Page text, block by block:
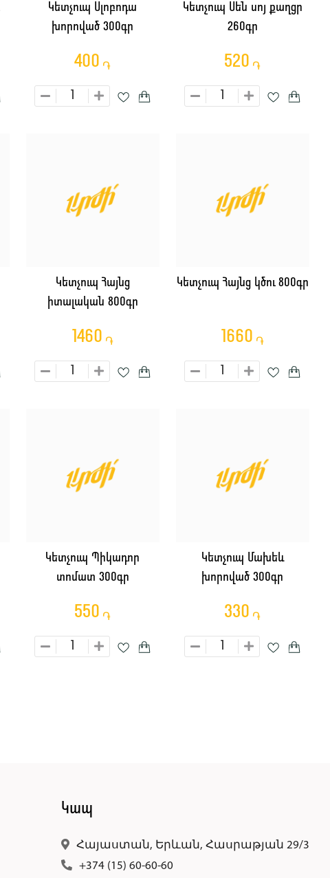
Կետչուպ Սլոբոդա
խորոված 300գր
400 ֏
Կետչուպ Սեն սոյ քաղցր
260գր
520 ֏
Կետչուպ Հայնց
իտալական 800գր
1460 ֏
Կետչուպ Հայնց կծու 800գր
1660 ֏
Կետչուպ Պիկադոր
տոմատ 300գր
550 ֏
Կետչուպ Մախեև
խորոված 300գր
330 ֏
Կապ
Հայաստան, Երևան, Հասրաթյան 29/3
+374 (15) 60-60-60